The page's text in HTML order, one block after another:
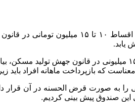
محمدرضا رضایی کوچی ، درباره اخبار منتشر شده پیرامون
این صندوق پیش بینی کردیم.